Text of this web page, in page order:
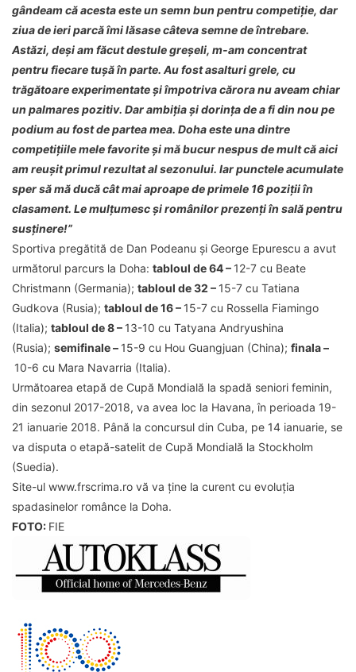
gândeam că acesta este un semn bun pentru competiție, dar
ziua de ieri parcă îmi lăsase câteva semne de întrebare.
Astăzi, deși am făcut destule greșeli, m-am concentrat
pentru fiecare tușă în parte. Au fost asalturi grele, cu
trăgătoare experimentate și împotriva cărora nu aveam chiar
un palmares pozitiv. Dar ambiția și dorința de a fi din nou pe
podium au fost de partea mea. Doha este una dintre
competițiile mele favorite și mă bucur nespus de mult că aici
am reușit primul rezultat al sezonului. Iar punctele acumulate
sper să mă ducă cât mai aproape de primele 16 poziții în
clasament. Le mulțumesc și românilor prezenți în sală pentru
susținere!”
Sportiva pregătită de Dan Podeanu și George Epurescu a avut
următorul parcurs la Doha: tabloul de 64 – 12-7 cu Beate
Christmann (Germania); tabloul de 32 – 15-7 cu Tatiana
Gudkova (Rusia); tabloul de 16 – 15-7 cu Rossella Fiamingo
(Italia); tabloul de 8 – 13-10 cu Tatyana Andryushina
(Rusia); semifinale – 15-9 cu Hou Guangjuan (China); finala –
10-6 cu Mara Navarria (Italia).
Următoarea etapă de Cupă Mondială la spadă seniori feminin,
din sezonul 2017-2018, va avea loc la Havana, în perioada 19-
21 ianuarie 2018. Până la concursul din Cuba, pe 14 ianuarie, se
va disputa o etapă-satelit de Cupă Mondială la Stockholm
(Suedia).
Site-ul www.frscrima.ro vă va ține la curent cu evoluția
spadasinelor românce la Doha.
FOTO: FIE